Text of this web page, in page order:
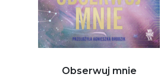
Obserwuj mnie